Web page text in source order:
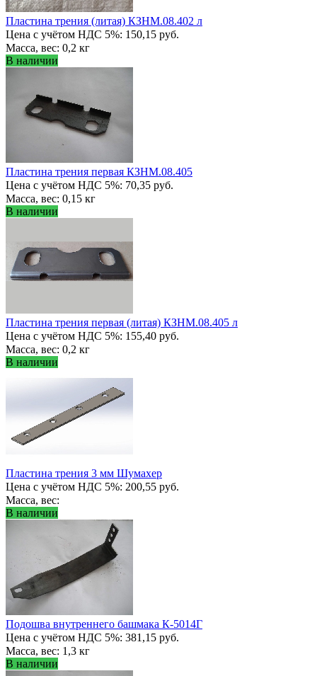
Пластина трения (литая) КЗНМ.08.402 л
Цена с учётом НДС 5%: 150,15 руб.
Масса, вес: 0,2 кг
В наличии
Пластина трения первая КЗНМ.08.405
Цена с учётом НДС 5%: 70,35 руб.
Масса, вес: 0,15 кг
В наличии
Пластина трения первая (литая) КЗНМ.08.405 л
Цена с учётом НДС 5%: 155,40 руб.
Масса, вес: 0,2 кг
В наличии
Пластина трения 3 мм Шумахер
Цена с учётом НДС 5%: 200,55 руб.
Масса, вес:
В наличии
Подошва внутреннего башмака К-5014Г
Цена с учётом НДС 5%: 381,15 руб.
Масса, вес: 1,3 кг
В наличии